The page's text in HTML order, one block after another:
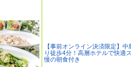
【事前オンライン決済限定】
り徒歩4分！高層ホテルで快適
慢の朝食付き